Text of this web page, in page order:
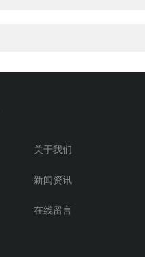
关于我们
新闻资讯
在线留言